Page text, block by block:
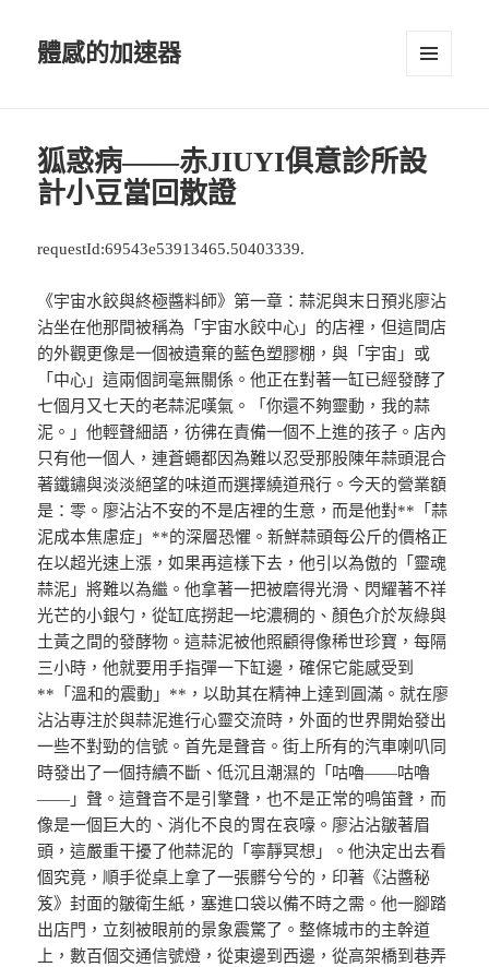
體感的加速器
狐惑病——赤JIUYI俱意診所設
計小豆當回散證
requestId:69543e53913465.50403339.
《宇宙水餃與終極醬料師》第一章：蒜泥與末日預兆廖沾
沾坐在他那間被稱為「宇宙水餃中心」的店裡，但這間店
的外觀更像是一個被遺棄的藍色塑膠棚，與「宇宙」或
「中心」這兩個詞毫無關係。他正在對著一缸已經發酵了
七個月又七天的老蒜泥嘆氣。「你還不夠靈動，我的蒜
泥。」他輕聲細語，彷彿在責備一個不上進的孩子。店內
只有他一個人，連蒼蠅都因為難以忍受那股陳年蒜頭混合
著鐵鏽與淡淡絕望的味道而選擇繞道飛行。今天的營業額
是：零。廖沾沾不安的不是店裡的生意，而是他對**「蒜
泥成本焦慮症」**的深層恐懼。新鮮蒜頭每公斤的價格正
在以超光速上漲，如果再這樣下去，他引以為傲的「靈魂
蒜泥」將難以為繼。他拿著一把被磨得光滑、閃耀著不祥
光芒的小銀勺，從缸底撈起一坨濃稠的、顏色介於灰綠與
土黃之間的發酵物。這蒜泥被他照顧得像稀世珍寶，每隔
三小時，他就要用手指彈一下缸邊，確保它能感受到
**「溫和的震動」**，以助其在精神上達到圓滿。就在廖
沾沾專注於與蒜泥進行心靈交流時，外面的世界開始發出
一些不對勁的信號。首先是聲音。街上所有的汽車喇叭同
時發出了一個持續不斷、低沉且潮濕的「咕嚕——咕嚕
——」聲。這聲音不是引擎聲，也不是正常的鳴笛聲，而
像是一個巨大的、消化不良的胃在哀嚎。廖沾沾皺著眉
頭，這嚴重干擾了他蒜泥的「寧靜冥想」。他決定出去看
個究竟，順手從桌上拿了一張髒兮兮的，印著《沾醬秘
笈》封面的皺衛生紙，塞進口袋以備不時之需。他一腳踏
出店門，立刻被眼前的景象震驚了。整條城市的主幹道
上，數百個交通信號燈，從東邊到西邊，從高架橋到巷弄